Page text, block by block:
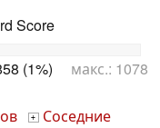
Score
(1%) макс.: 1078
+ Соседние